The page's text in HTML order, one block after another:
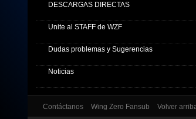
DESCARGAS DIRECTAS
Unite al STAFF de WZF
Dudas problemas y Sugerencias
Noticias
Contáctanos Wing Zero Fansub Volver